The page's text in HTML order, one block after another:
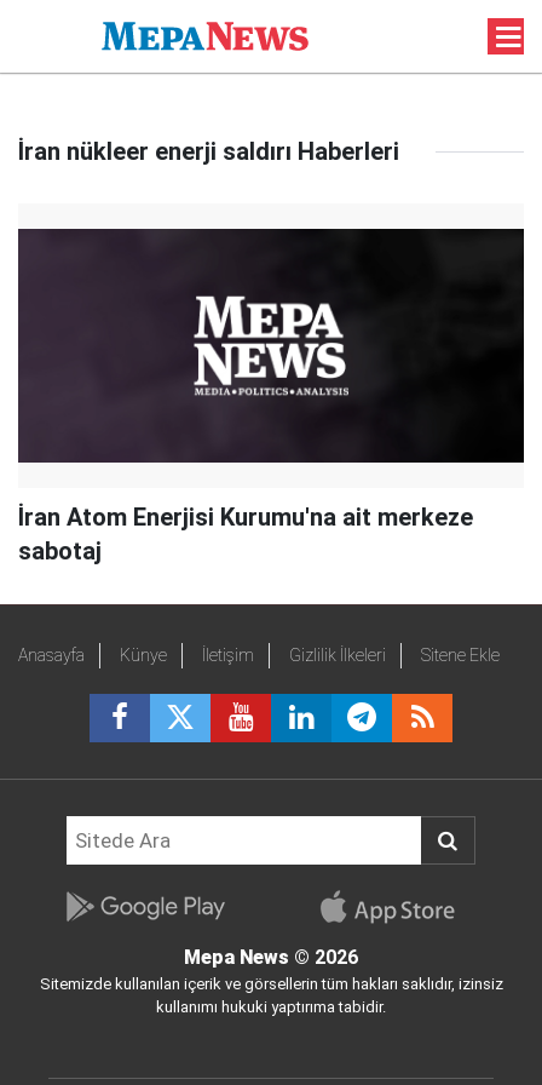
İran nükleer enerji saldırı Haberleri
İran Atom Enerjisi Kurumu'na ait merkeze
sabotaj
Anasayfa Künye İletişim Gizlilik İlkeleri Sitene Ekle
Mepa News © 2026
Sitemizde kullanılan içerik ve görsellerin tüm hakları saklıdır, izinsiz
kullanımı hukuki yaptırıma tabidir.